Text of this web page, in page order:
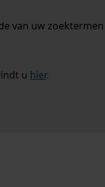
van uw
u hier.